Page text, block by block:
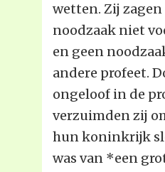
wetten. Zij zagen
noodzaak niet
en geen
andere profeet.
ongeloof in de
verzuimden zij
hun koninkrijk
was van *een